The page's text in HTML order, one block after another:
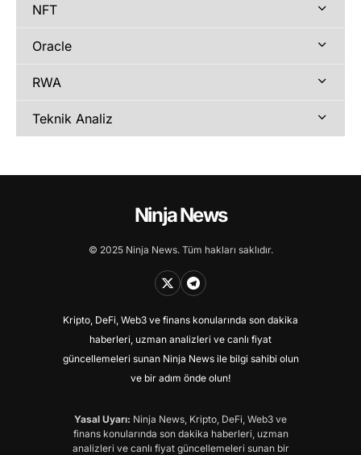
NFT
Oracle
RWA
Teknik Analiz
Ninja News
© 2025 Ninja News. Tüm hakları saklıdır.
Kripto, DeFi, Web3 ve finans konularında son dakika
haberleri, uzman analizleri ve canlı fiyat
güncellemeleri sunan Ninja News ile bilgi sahibi olun
ve bir adım önde olun!
Yasal Uyarı: Ninja News, Kripto, DeFi, Web3 ve
finans konularında son dakika haberleri, uzman
analizleri ve canlı fiyat güncellemeleri sunan bir